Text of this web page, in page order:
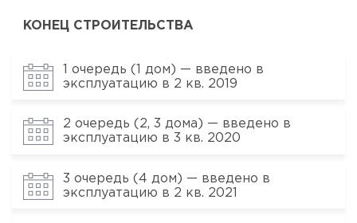
КОНЕЦ СТРОИТЕЛЬСТВА
1 очередь (1 дом) — введено в
эксплуатацию в 2 кв. 2019
2 очередь (2, 3 дома) — введено в
эксплуатацию в 3 кв. 2020
3 очередь (4 дом) — введено в
эксплуатацию в 2 кв. 2021